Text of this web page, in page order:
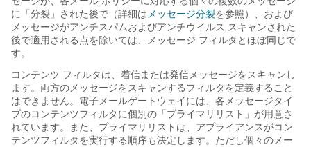
に「分裂」された後で（詳細は メッセージ分裂を参照）、および
メッセージがアンチスパムおよびアンチウイルス スキャンされた
後で適用される点を除いては、メッセージ フィルタとほぼ同じで
す。
コンテンツ フィルタは、着信または発信メッセージをスキャンし
ます。両方のメッセージをスキャンするフィルタを定義すること
はできません。 電子メールゲートウェイには、各メッセージタイ
プのコンテンツフィルタに個別の「プライマリリスト」が用意さ
れています。また、プライマリリストは、アプライアンスがコン
テンツフィルタを実行する順序も決定します。ただし個々のメー